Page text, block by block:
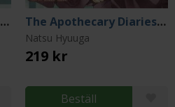
The Apothecary Diaries 01 (Light Novel) The Apothecary Diaries 02 (Light Novel)
Natsu Hyuuga
219 kr
Beställ